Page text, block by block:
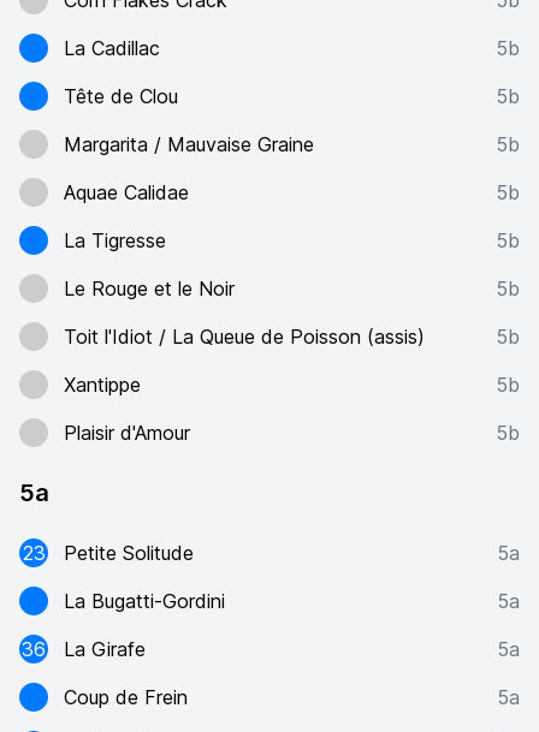
La Cadillac
5b
Tête de Clou
5b
Margarita / Mauvaise Graine
5b
Aquae Calidae
5b
La Tigresse
5b
Le Rouge et le Noir
5b
Toit l'Idiot / La Queue de Poisson (assis)
5b
Xantippe
5b
Plaisir d'Amour
5b
5a
23 Petite Solitude
5a
La Bugatti-Gordini
5a
36
La Girafe
5a
Coup de Frein
5a